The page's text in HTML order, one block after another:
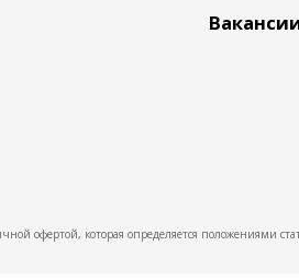
офертой, которая определяется положениями